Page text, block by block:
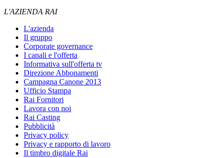
L'AZIENDA RAI
L'azienda
Il gruppo
Corporate governance
I canali e l'offerta
Informativa sull'offerta tv
Direzione Abbonamenti
Campagna Canone 2013
Ufficio Stampa
Rai Fornitori
Lavora con noi
Rai Casting
Pubblicità
Privacy policy
Privacy e rapporto di lavoro
Il timbro digitale Rai